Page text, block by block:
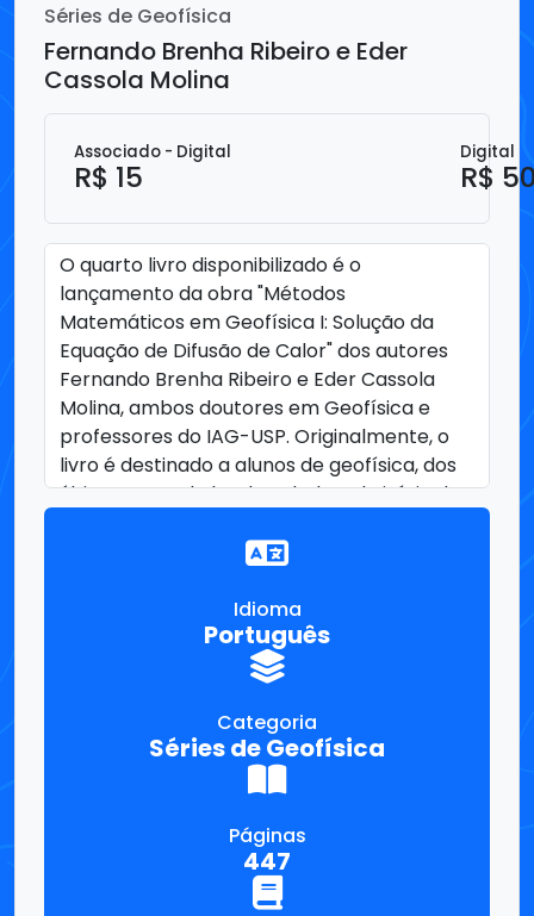
Associado - Digital
R$ 15
Idioma
Português
Categoria
Séries de Geofísica
Páginas
447
Acabamento
Capa Dura